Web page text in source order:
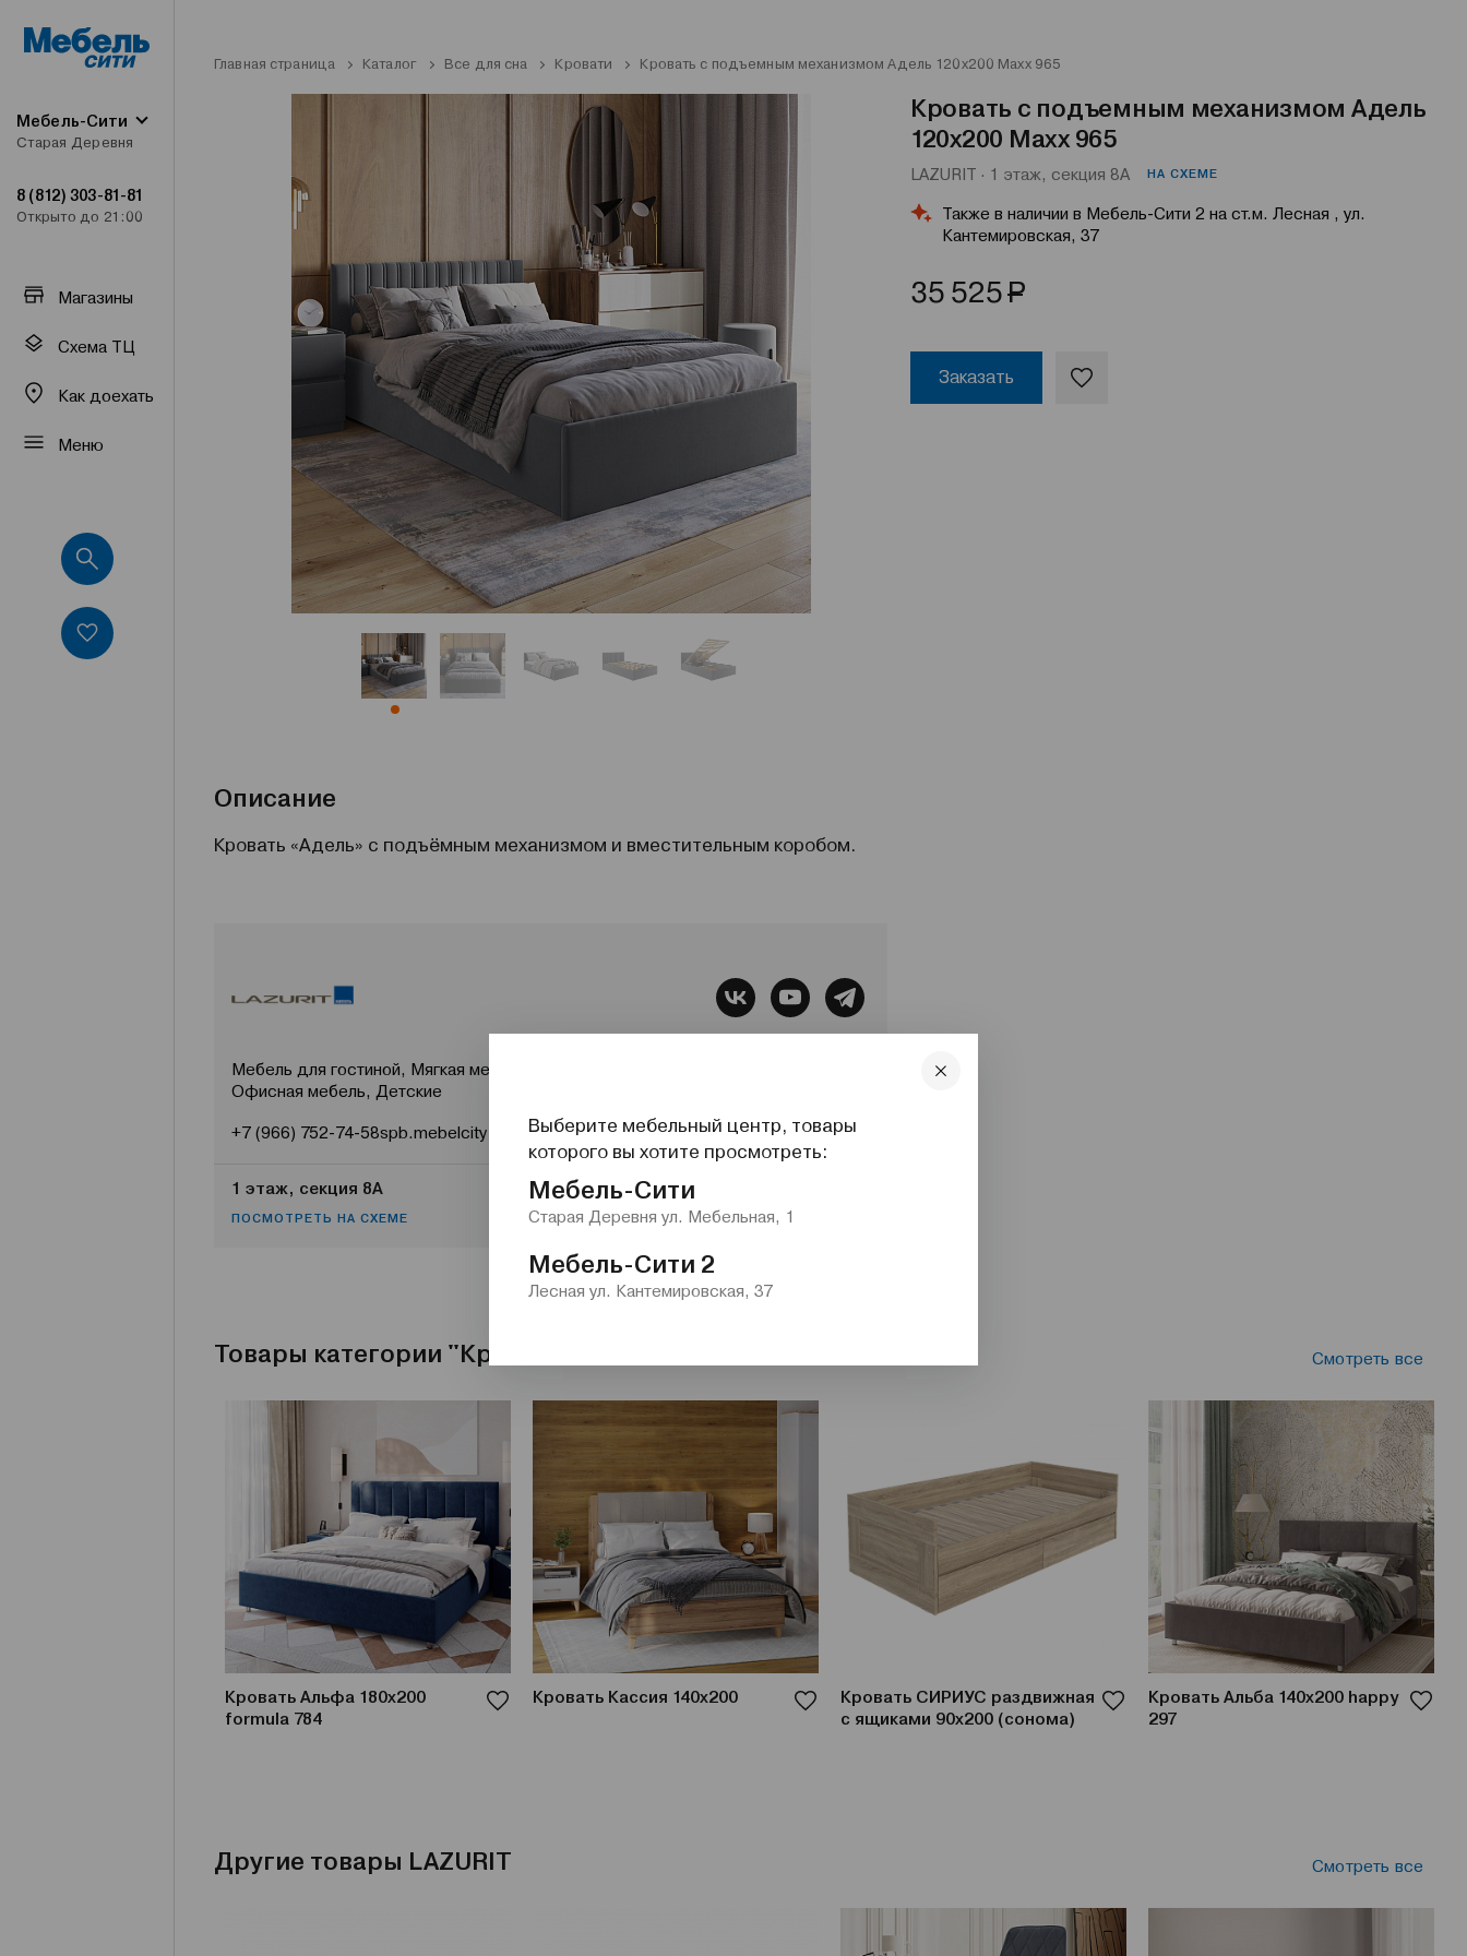
Мебель-Сити
Старая Деревня
8 (812) 303-81-81
Открыто до 21:00
Магазины
Схема ТЦ
Как доехать
Меню
Главная страница Каталог Все для сна Кровати Кровать с подъемным механизмом Адель 120х200 Maxx 965
Кровать с подъемным механизмом Адель
120х200 Maxx 965
LAZURIT · 1 этаж, секция 8А НА СХЕМЕ
Также в наличии в Мебель-Сити 2 на ст.м. Лесная , ул.
Кантемировская, 37
35 525Р
Заказать
Описание
Кровать «Адель» с подъёмным механизмом и вместительным коробом.
Мебель для гостиной, Мягкая мебель, Все для сна, Системы хранения,
Офисная мебель, Детские
+7 (966) 752-74-58spb.mebelcity1-2@nw.lazurit.comlazurit.com
1 этаж, секция 8А
ПОСМОТРЕТЬ НА СХЕМЕ
Товары категории "Кровати" Смотреть все
Кровать Альфа 180x200
formula 784
Кровать Кассия 140x200
Кровать СИРИУС раздвижная
с ящиками 90х200 (сонома)
Кровать Альба 140x200 happy
297
Другие товары LAZURIT Смотреть все
Выберите мебельный центр, товары
которого вы хотите просмотреть:
Мебель-Сити
Старая Деревня ул. Мебельная, 1
Мебель-Сити 2
Лесная ул. Кантемировская, 37